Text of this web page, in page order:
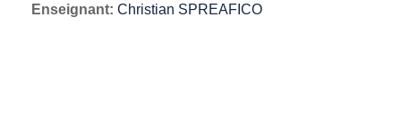
Enseignant: Christian SPREAFICO